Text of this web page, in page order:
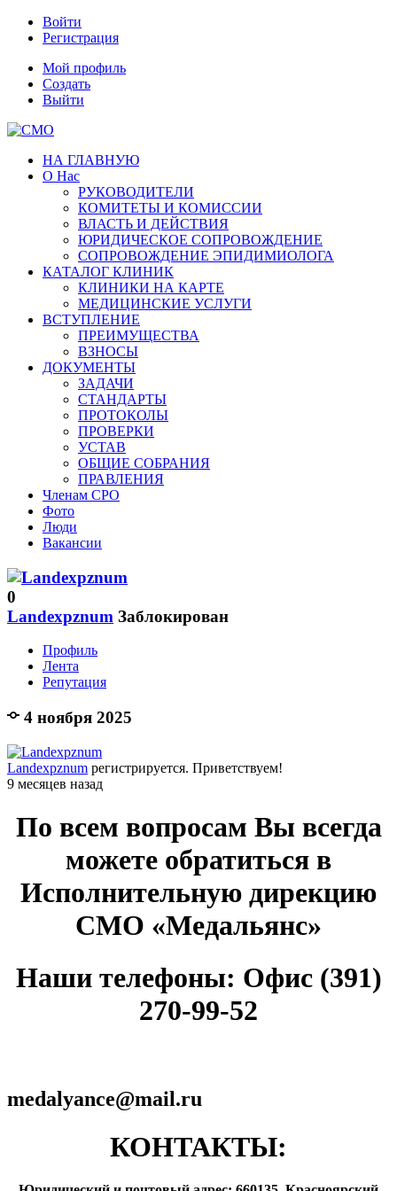
Войти
Регистрация
Мой профиль
Создать
Выйти
НА ГЛАВНУЮ
О Нас
РУКОВОДИТЕЛИ
КОМИТЕТЫ И КОМИССИИ
ВЛАСТЬ И ДЕЙСТВИЯ
ЮРИДИЧЕСКОЕ СОПРОВОЖДЕНИЕ
СОПРОВОЖДЕНИЕ ЭПИДИМИОЛОГА
КАТАЛОГ КЛИНИК
КЛИНИКИ НА КАРТЕ
МЕДИЦИНСКИЕ УСЛУГИ
ВСТУПЛЕНИЕ
ПРЕИМУЩЕСТВА
ВЗНОСЫ
ДОКУМЕНТЫ
ЗАДАЧИ
СТАНДАРТЫ
ПРОТОКОЛЫ
ПРОВЕРКИ
УСТАВ
ОБЩИЕ СОБРАНИЯ
ПРАВЛЕНИЯ
Членам СРО
Фото
Люди
Вакансии
0
Landexpznum Заблокирован
Профиль
Лента
Репутация
4 ноября 2025
Landexpznum регистрируется. Приветствуем!
9 месяцев назад
По всем вопросам Вы всегда
можете обратиться в
Исполнительную дирекцию
СМО «Медальянс»
Наши телефоны: Офис (391)
270-99-52
medalyance@mail.ru
КОНТАКТЫ: